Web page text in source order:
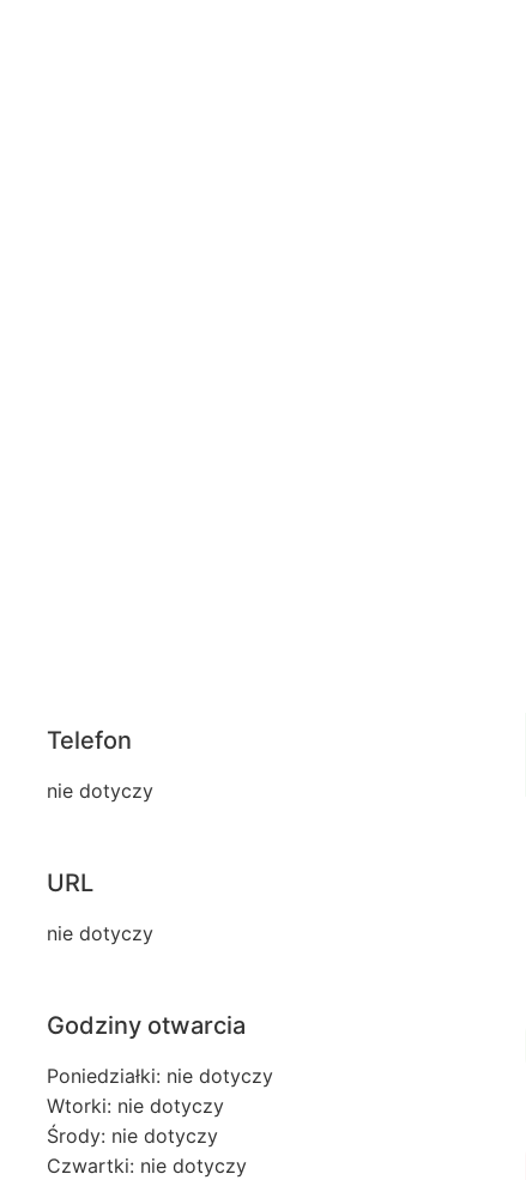
Telefon
nie dotyczy
URL
nie dotyczy
Godziny otwarcia
Poniedziałki: nie dotyczy
Wtorki: nie dotyczy
Środy: nie dotyczy
Czwartki: nie dotyczy